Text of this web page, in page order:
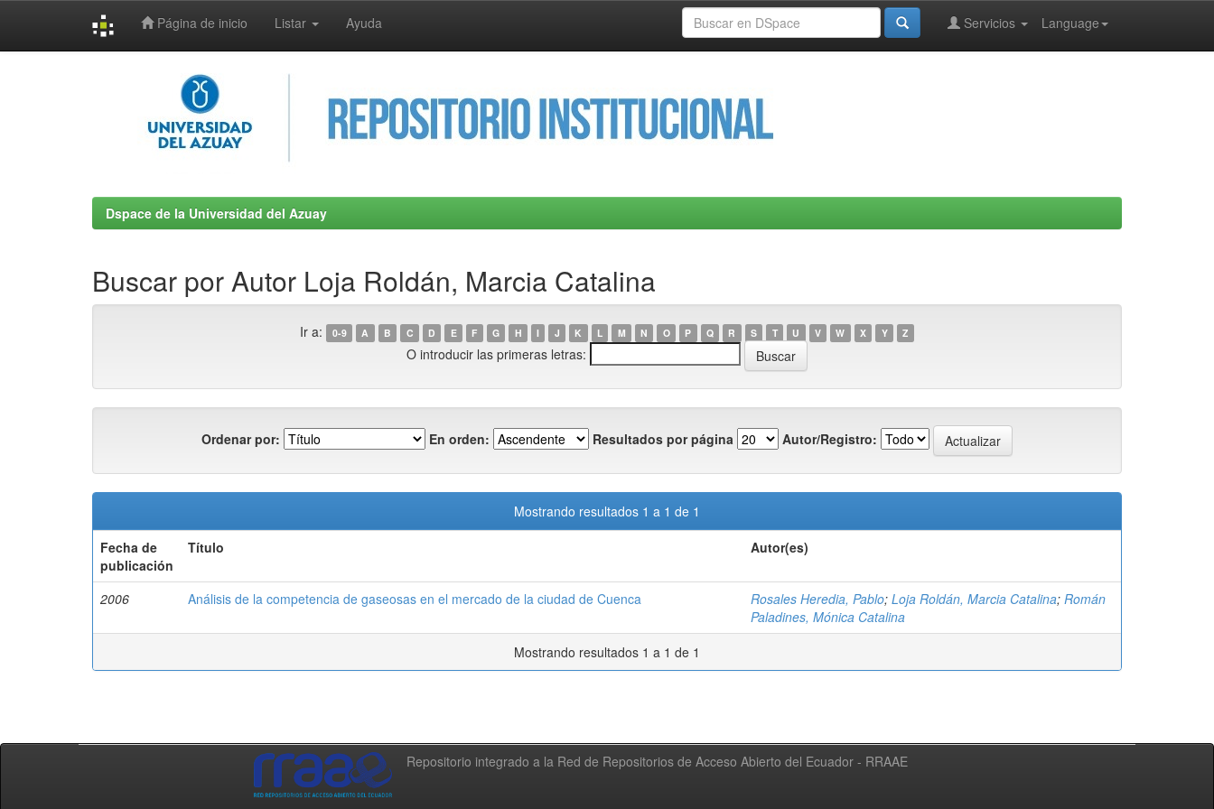
Página de inicio Listar Ayuda Language
Servicios
Dspace de la Universidad del Azuay
Buscar por Autor Loja Roldán, Marcia Catalina
Ir a: 0-9 A B C D E F G H I J K L M N O P Q R S T U V W X Y Z
O introducir las primeras letras:
Ordenar por: En orden: Resultados por página Autor/Registro:
Mostrando resultados 1 a 1 de 1
Fecha de
publicación
Título Autor(es)
2006 Análisis de la competencia de gaseosas en el mercado de la ciudad de Cuenca Rosales Heredia, Pablo; Loja Roldán, Marcia Catalina; Román
Paladines, Mónica Catalina
Mostrando resultados 1 a 1 de 1
Repositorio integrado a la Red de Repositorios de Acceso Abierto del Ecuador - RRAAE